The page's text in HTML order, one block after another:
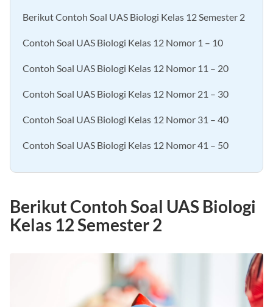
Berikut Contoh Soal UAS Biologi Kelas 12 Semester 2
Contoh Soal UAS Biologi Kelas 12 Nomor 1 – 10
Contoh Soal UAS Biologi Kelas 12 Nomor 11 – 20
Contoh Soal UAS Biologi Kelas 12 Nomor 21 – 30
Contoh Soal UAS Biologi Kelas 12 Nomor 31 – 40
Contoh Soal UAS Biologi Kelas 12 Nomor 41 – 50
Berikut Contoh Soal UAS Biologi
Kelas 12 Semester 2